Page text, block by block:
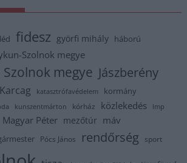
fidesz györfi mihály háború
Szolnok megye
Szolnok megye Jászberény
Karcag katasztrófavédelem kormány
kunszentmárton kórház közlekedés lmp
Magyar Péter mezőtúr máv
Pócs János rendőrség sport